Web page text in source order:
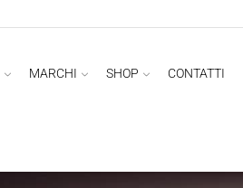
MARCHI SHOP CONTATTI